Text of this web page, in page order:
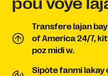
pou voye
Transfere lajan
of America 24/7,
poz midi w.
Sipòte fanmi lakay